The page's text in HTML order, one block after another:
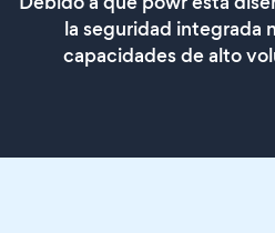
la seguridad integrada
capacidades de alto